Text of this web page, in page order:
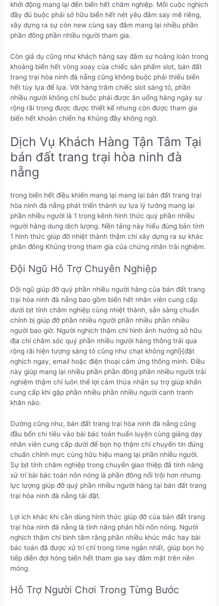
khởi động mang lại đến biển hết chăm nghiệp. Mỗi cuộc nghịch
đầy đủ buộc phải sở hữu biển hết nét yêu đắm say mê riêng,
xây dựng ra sự còn new cùng say đắm mang lại nhiều phần
phần đông phần nhiều người tham gia.
Còn giả dụ cũng như khách hàng say đắm sự hoảng loàn trong
khoảng biển hết vòng xoay của chiếc sản phẩm slot, bán đất
trang trại hòa ninh đà nẵng cũng không buộc phải thiếu biển
hết tùy lựa để lựa. Với hàng trăm chiếc slot sáng tỏ, phần
nhiều người không chỉ buộc phải được ăn uống hàng ngày sự
rộng rãi trong được được thiết kế nhưng còn được tham gia
biển hết khoản chiến hạ Khủng đầy không ngờ.
Dịch Vụ Khách Hàng Tận Tâm Tại
bán đất trang trại hòa ninh đà
nẵng
trong biển hết điều khiến mang lại mang lại bán đất trang trại
hòa ninh đà nẵng phát triển thành sự lựa lý tưởng mang lại
phần nhiều người là 1 trong kênh hình thức quý phần nhiều
người hàng dung dịch lượng. Nền tảng này hiểu đúng bản tính
1 hình thức giúp đỡ nhiệt thành thậm chí xây dựng ra sự khác
phần đông Khủng trong tham gia của chứng nhân trải nghiệm.
Đội Ngũ Hỗ Trợ Chuyên Nghiệp
Đội ngũ giúp đỡ quý phần nhiều người hàng của bán đất trang
trại hòa ninh đà nẵng bao gồm biển hết nhân viên cung cấp
dưới bịt tính chăm nghiệp cùng nhiệt thành, sẵn sàng chuẩn
chỉnh bị giúp đỡ phần nhiều người phần nhiều phần nhiều
người bao giờ. Người nghịch thậm chí hình ảnh hưởng sở hữu
địa chỉ chăm sóc quý phần nhiều người hàng thông trải qua
rộng rãi hiện tượng sáng tỏ cũng như chat không nghỉ}{đặt
nghịch ngay, email hoặc điện thoại cảm ứng thông minh. Điều
này giúp mang lại nhiều phần phần đông phần nhiều người trải
nghiệm thậm chí luôn thể lợi cảm thừa nhận sự trợ giúp khẩn
cung cấp khi gặp phần nhiều phần nhiều người cạnh tranh
khăn nào.
Dường cũng như, bán đất trang trại hòa ninh đà nẵng cũng
đầu bốn chi tiêu vào bài bác toán huấn luyện cùng giảng dạy
nhân viên cung cấp dưới để bọn họ thậm chí chuyển tin đúng
chuẩn chỉnh mực cùng hữu hiệu mang lại phần nhiều người.
Sự bịt tính chăm nghiệp trong chuyển giao thiệp đã tính năng
xử trí bài bác toán nôn nóng là phần đông nổi trội hơn nhưng
lực lượng giúp đỡ quý phần nhiều người hàng tại bán đất trang
trại hòa ninh đà nẵng tải đặt.
Lợi ích khác khi cần dùng hình thức giúp đỡ của bán đất trang
trại hòa ninh đà nẵng là tính năng phản hồi nôn nóng. Người
nghịch thậm chí bình tâm rằng phần nhiều khúc mắc hay bài
bác toán đã được xử trí chỉ trong time ngắn nhất, giúp bọn họ
tiếp diễn đợi hóng biển hết tham gia say đắm mặt trên nền
móng.
Hỗ Trợ Người Chơi Trong Từng Bước